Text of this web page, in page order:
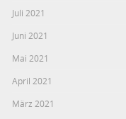
Juli 2021
Juni 2021
Mai 2021
April 2021
März 2021